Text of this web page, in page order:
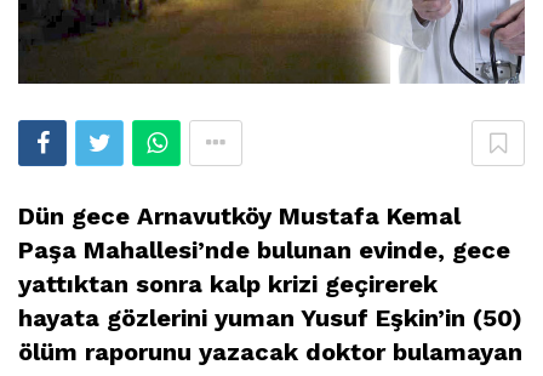
Dün gece Arnavutköy Mustafa Kemal
Paşa Mahallesi’nde bulunan evinde, gece
yattıktan sonra kalp krizi geçirerek
hayata gözlerini yuman Yusuf Eşkin’in (50)
ölüm raporunu yazacak doktor bulamayan